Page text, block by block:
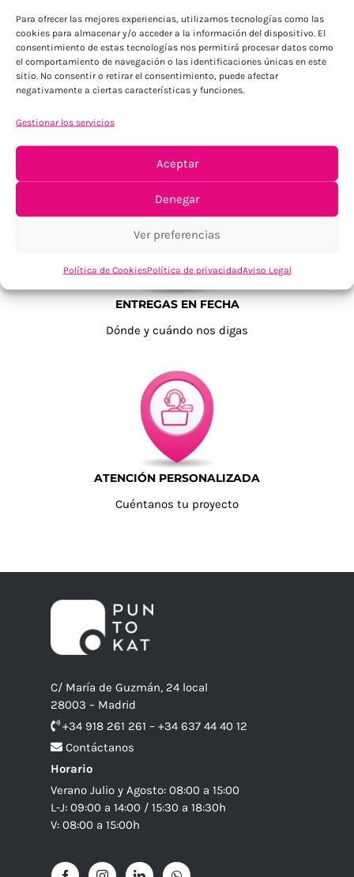
Para ofrecer las mejores experiencias, utilizamos tecnologías como las
cookies para almacenar y/o acceder a la información del dispositivo. El
consentimiento de estas tecnologías nos permitirá procesar datos como
el comportamiento de navegación o las identificaciones únicas en este
sitio. No consentir o retirar el consentimiento, puede afectar
negativamente a ciertas características y funciones.
Gestionar los servicios
Aceptar
Denegar
Ver preferencias
Política de CookiesPolítica de privacidadAviso Legal
TU SATISFACCIÓN = LA NUESTRA
Tu confianza, nuestro objetivo
ENTREGAS EN FECHA
Dónde y cuándo nos digas
ATENCIÓN PERSONALIZADA
Cuéntanos tu proyecto
C/ María de Guzmán, 24 local
28003 – Madrid
+34 918 261 261 – +34 637 44 40 12
Contáctanos
Horario
Verano Julio y Agosto: 08:00 a 15:00
L-J: 09:00 a 14:00 / 15:30 a 18:30h
V: 08:00 a 15:00h